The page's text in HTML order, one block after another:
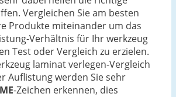
Vergleichen Sie am besten
Produkte miteinander um das
Verhältnis für Ihr werkzeug
Test oder Vergleich zu erzielen.
laminat verlegen-Vergleich
Auflistung werden Sie sehr
-Zeichen erkennen, dies